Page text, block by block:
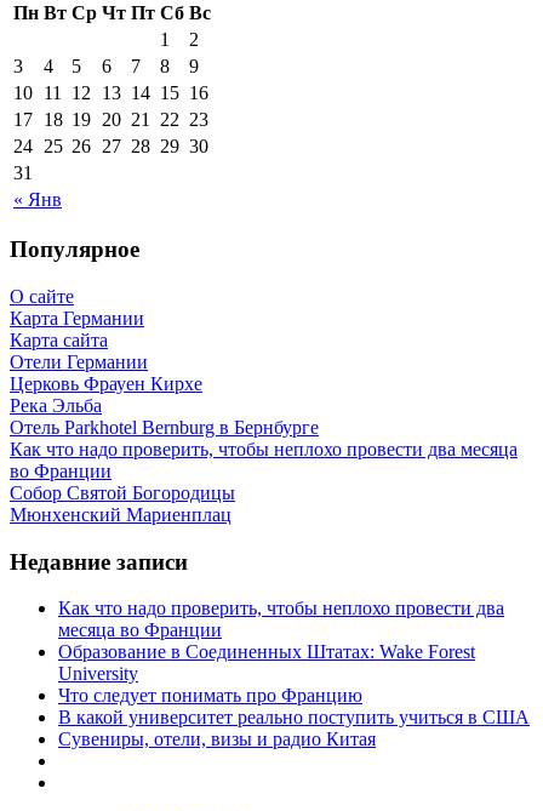
Пн Вт Ср Чт Пт Сб Вс
« Янв
1
2
3
4 5 6 7 8
9
10 11 12 13 14 15 16
17 18 19 20 21 22 23
24 25 26 27 28 29 30
31
Популярное
О сайте
Карта Германии
Карта сайта
Отели Германии
Церковь Фрауен Кирхе
Река Эльба
Отель Parkhotel Bernburg в Бернбурге
Как что надо проверить, чтобы неплохо провести два месяца
во Франции
Собор Святой Богородицы
Мюнхенский Мариенплац
Недавние записи
Как что надо проверить, чтобы неплохо провести два
месяца во Франции
Образование в Соединенных Штатах: Wake Forest
University
Что следует понимать про Францию
В какой университет реально поступить учиться в США
Сувениры, отели, визы и радио Китая